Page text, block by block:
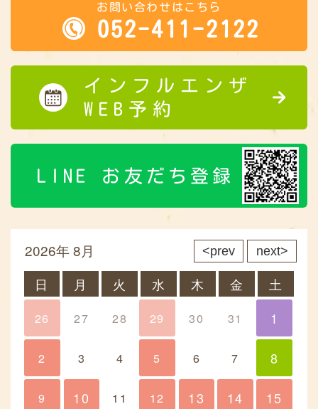
お問い合わせはこちら
052-411-2122
インフルエンザ
WEB予約
LINE お友だち登録
prev
2026年 8月 next
日 月 火 水 木 金 土
26 27 28 29 30 31 1
1
2 3 4 5 6 7 8
8
9 10 11 12 13 14 15
10 13 14 15